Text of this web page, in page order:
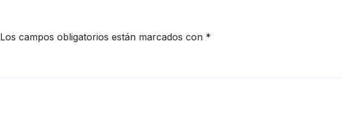
Los campos obligatorios están marcados con *